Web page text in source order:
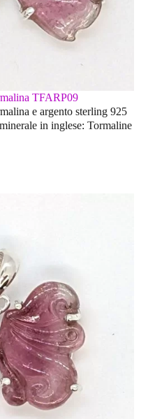
TFARP09
e argento sterling 925
in inglese: Tormaline